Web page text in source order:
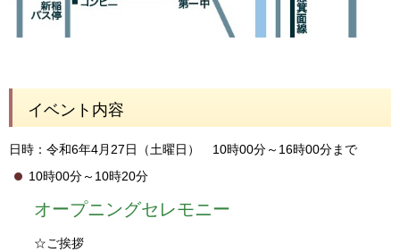
イベント内容
日時：令和6年4月27日（土曜日） 10時00分～16時00分まで
10時00分～10時20分
オープニングセレモニー
☆ご挨拶